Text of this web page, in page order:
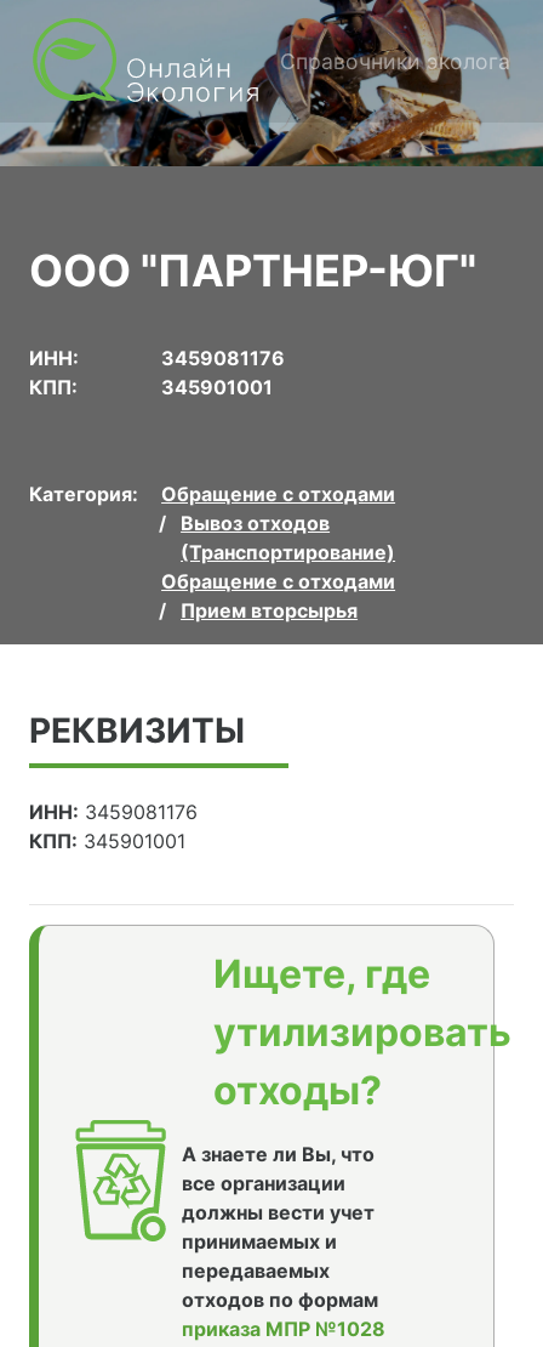
Справочники эколога
ООО "ПАРТНЕР-ЮГ"
ИНН:
3459081176
КПП:
345901001
Категория:
Обращение с отходами
Вывоз отходов
(Транспортирование)
Обращение с отходами
Прием вторсырья
РЕКВИЗИТЫ
ИНН: 3459081176
КПП: 345901001
Ищете, где
утилизировать
отходы?
А знаете ли Вы, что
все организации
должны вести учет
принимаемых и
передаваемых
отходов по формам
приказа МПР №1028